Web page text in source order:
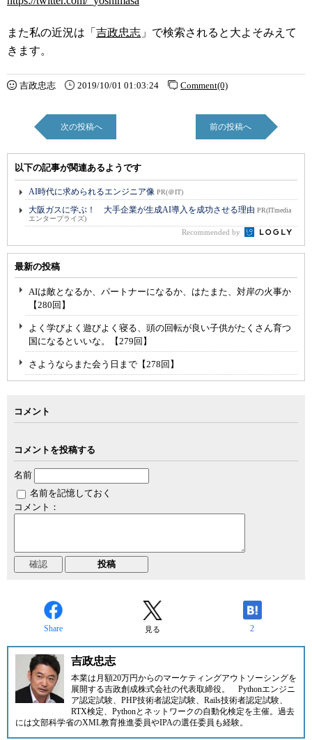
また私の近況は「 吉政忠志 」で検索されると大よそみえて
きます。
吉政忠志 2019/10/01 01:03:24 Comment(0)
次の投稿へ 前の投稿へ
以下の記事が関連あるようです
AI時代に求められるエンジニア像 PR(＠IT)
大阪ガスに学ぶ！ 大手企業が生成AI導入を成功させる理由 PR(ITmedia
エンタープライズ)
Recommended by
最新の投稿
AIは敵となるか、パートナーになるか、はたまた、対岸の火事か
【280回】
よく学びよく遊びよく寝る、頭の回転が良い子供がたくさん育つ
国になるといいな。【279回】
さようならまた会う日まで【278回】
コメント
コメントを投稿する
名前
名前を記憶しておく
コメント：
Share 見る 2
吉政忠志
本業は月額20万円からのマーケティングアウトソーシングを
展開する吉政創成株式会社の代表取締役。
Pythonエンジニ
ア認定試験、PHP技術者認定試験、Rails技術者認定試験、
RTX検定、Pythonとネットワークの自動化検定を主催。過去
には文部科学省のXML教育推進委員やIPAの選任委員も経験。